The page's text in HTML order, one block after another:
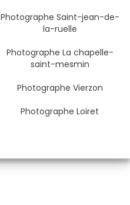
Photographe Saint-jean-de-
la-ruelle
Photographe La chapelle-
saint-mesmin
Photographe Vierzon
Photographe Loiret